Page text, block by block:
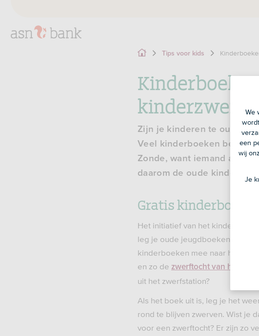
Tips voor kids
Zijn je kinderen te oud
Veel kinderboeken
Zonde, want iemand
daarom de oude
Gratis
Het initiatief van het
leg je oude jeugdboeken of
kinderboeken mee naar huis. In
en zo de zwerftocht van het
uit het zwerfstation?
Als het boek uit is, leg je het
rond te blijven zwerven. Wist je
voor een zwerftocht? Er zijn zo
We
een
wij
Je